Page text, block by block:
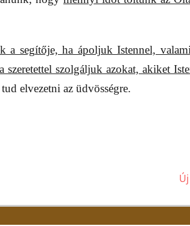
a segítője, ha ápoljuk Istennel,
szolgáljuk azokat, akiket
elvezetni az üdvösségre.